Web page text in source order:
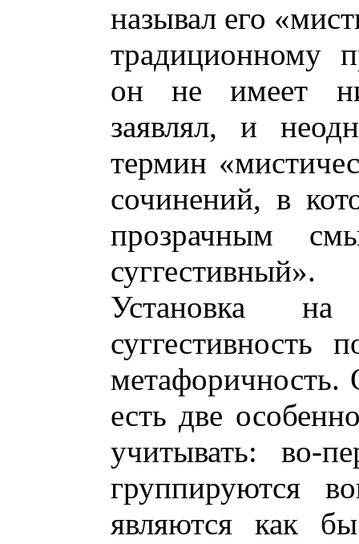
называл его
традиционному
он не имеет
заявлял, и
термин
сочинений, в
прозрачным
суггестивный».
Установка на
суггестивность
есть две
учитывать: во-
группируются
являются как